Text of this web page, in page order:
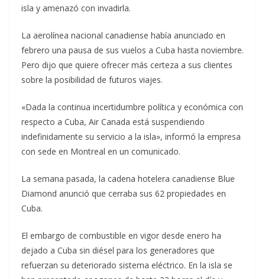
isla y amenazó con invadirla.
La aerolínea nacional canadiense había anunciado en
febrero una pausa de sus vuelos a Cuba hasta noviembre.
Pero dijo que quiere ofrecer más certeza a sus clientes
sobre la posibilidad de futuros viajes.
«Dada la continua incertidumbre política y económica con
respecto a Cuba, Air Canada está suspendiendo
indefinidamente su servicio a la isla», informó la empresa
con sede en Montreal en un comunicado.
La semana pasada, la cadena hotelera canadiense Blue
Diamond anunció que cerraba sus 62 propiedades en
Cuba.
El embargo de combustible en vigor desde enero ha
dejado a Cuba sin diésel para los generadores que
refuerzan su deteriorado sistema eléctrico. En la isla se